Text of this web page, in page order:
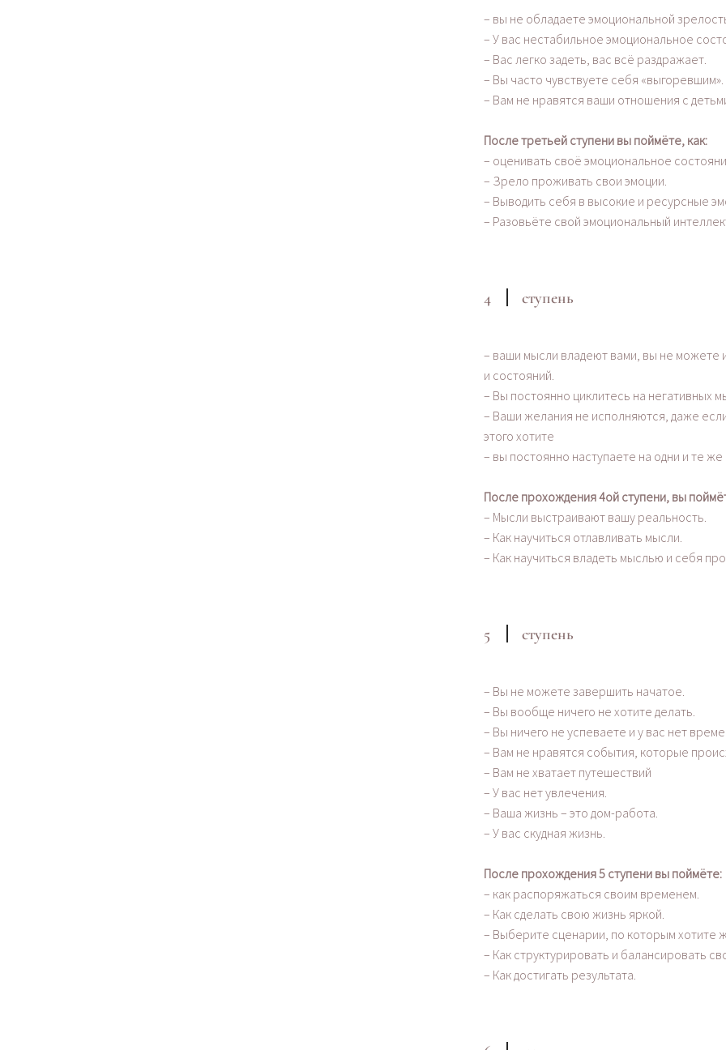
– вы не обладаете эмоциональной
– У вас нестабильное эмоциональное
– Вас легко задеть, вас всё раздражает.
– Вы часто чувствуете себя «выгоревшим».
– Вам не нравятся ваши отношения с
После третьей ступени вы поймёте, как:
– оценивать своё эмоциональное
– Зрело проживать свои эмоции.
– Выводить себя в высокие и ресурсные
– Разовьёте свой эмоциональный
4 ступень
– ваши мысли владеют вами, вы не можете
и состояний.
– Вы постоянно циклитесь на негативных
– Ваши желания не исполняются, даже
этого хотите
– вы постоянно наступаете на одни и те же
После прохождения 4ой ступени, вы
– Мысли выстраивают вашу реальность.
– Как научиться отлавливать мысли.
– Как научиться владеть мыслью и себя
5 ступень
– Вы не можете завершить начатое.
– Вы вообще ничего не хотите делать.
– Вы ничего не успеваете и у вас нет
– Вам не нравятся события, которые
– Вам не хватает путешествий
– У вас нет увлечения.
– Ваша жизнь – это дом-работа.
– У вас скудная жизнь.
После прохождения 5 ступени вы поймёте:
– как распоряжаться своим временем.
– Как сделать свою жизнь яркой.
– Выберите сценарии, по которым хотите
– Как структурировать и балансировать
– Как достигать результата.